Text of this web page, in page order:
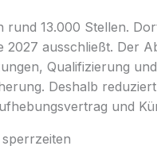
13.000 Stellen.
2027 ausschließt. Der
Qualifizierung
Deshalb
und